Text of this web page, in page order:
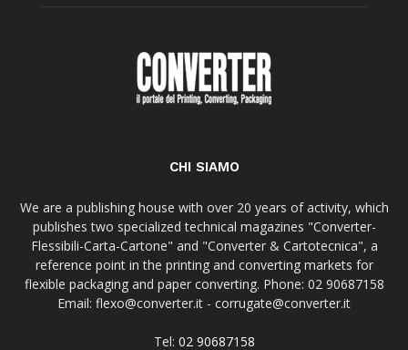
CHI SIAMO
We are a publishing house with over 20 years of activity, which
publishes two specialized technical magazines "Converter-
Flessibili-Carta-Cartone" and "Converter & Cartotecnica", a
reference point in the printing and converting markets for
flexible packaging and paper converting. Phone: 02 90687158
Email: flexo@converter.it - corrugate@converter.it
Tel: 02 90687158